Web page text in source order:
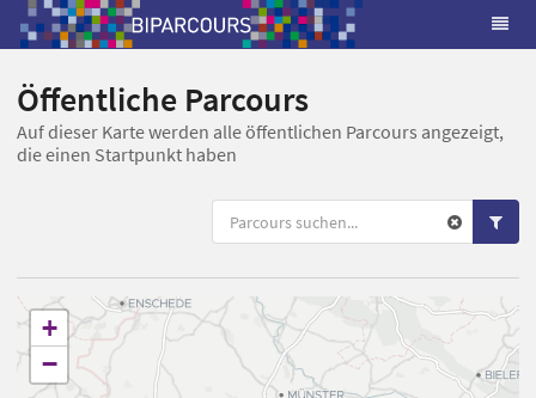
Öffentliche Parcours
Auf dieser Karte werden alle öffentlichen Parcours angezeigt,
die einen Startpunkt haben
+
−